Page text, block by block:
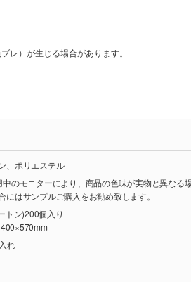
レ）が生じる場合があります。
、ポリエステル
中のモニターにより、商品の色味が実物と異なる
にはサンプルご購入をお勧め致します。
トン)200個入り
れ